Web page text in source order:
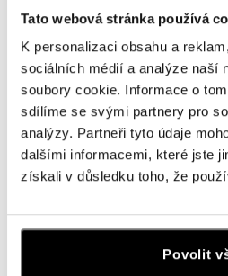
Tato webová stránka používá
K personalizaci obsahu a
sociálních médií a analýze naší
soubory cookie. Informace o
sdílíme se svými partnery pro
analýzy. Partneři tyto údaje
dalšími informacemi, které jste
získali v důsledku toho, že
Povolit
Všechny Česko
HALADA Pařížská, Praha
Pařížská 7, 110 00 Praha 1
tel.: +420724986111
dnes otevřeno do 19:00
Na Příkopě 16, 110 00 Praha 1